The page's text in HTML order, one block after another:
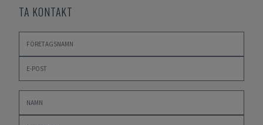
TA KONTAKT